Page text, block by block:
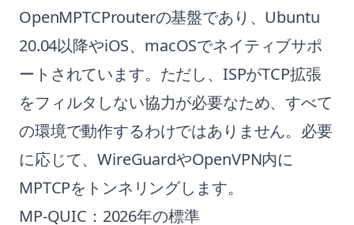
OpenMPTCProuterの基盤であり、Ubuntu
20.04以降やiOS、macOSでネイティブサポ
ートされています。ただし、ISPがTCP拡張
をフィルタしない協力が必要なため、すべて
の環境で動作するわけではありません。必要
に応じて、WireGuardやOpenVPN内に
MPTCPをトンネリングします。
MP-QUIC：2026年の標準